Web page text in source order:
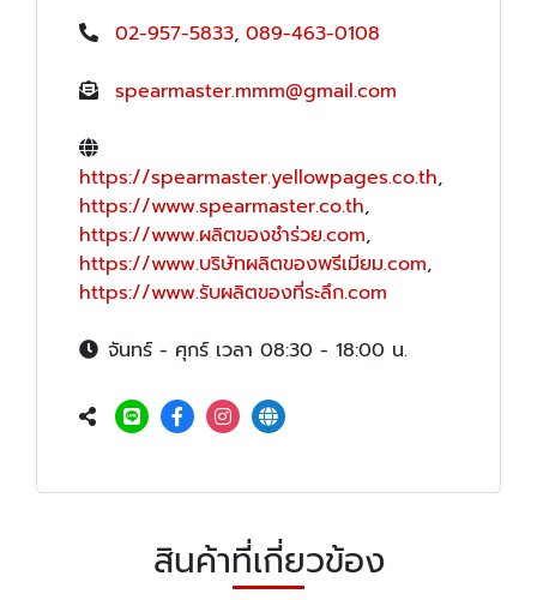
02-957-5833, 089-463-0108
spearmaster.mmm@gmail.com
https://spearmaster.yellowpages.co.th,
https://www.spearmaster.co.th,
https://www.ผลิตของชำร่วย.com,
https://www.บริษัทผลิตของพรีเมียม.com,
https://www.รับผลิตของที่ระลึก.com
จันทร์ - ศุกร์ เวลา 08:30 - 18:00 น.
สินค้าที่เกี่ยวข้อง